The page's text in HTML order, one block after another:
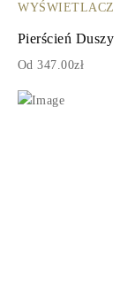
WYŚWIETLACZ
Pierścień Duszy
Od 347.00zł